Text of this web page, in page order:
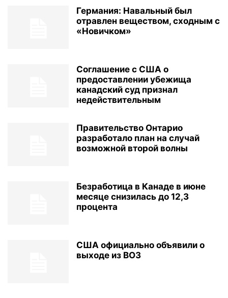
Германия: Навальный был
отравлен веществом, сходным с
«Новичком»
Соглашение с США о
предоставлении убежища
канадский суд признал
недействительным
Правительство Онтарио
разработало план на случай
возможной второй волны
Безработица в Канаде в июне
месяце снизилась до 12,3
процента
США официально объявили о
выходе из ВОЗ